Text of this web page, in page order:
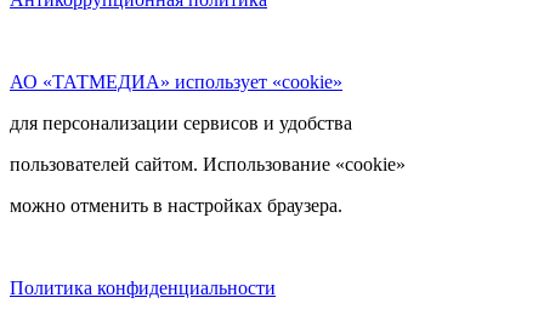
АО «ТАТМЕДИА» использует «cookie»
для персонализации сервисов и удобства
пользователей сайтом. Использование «cookie»
можно отменить в настройках браузера.
Политика конфиденциальности